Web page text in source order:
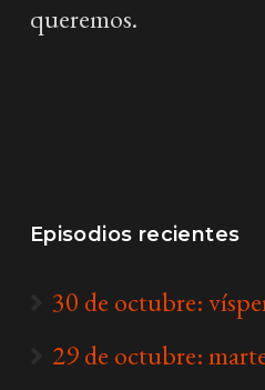
queremos.
Episodios recientes
30 de octubre:
29 de octubre: